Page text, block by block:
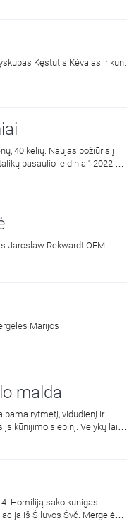
Kęstutis Kėvalas ir kun.
40 kelių. Naujas požiūris į
pasaulio leidiniai“ 2022 m.
Jaroslaw Rekwardt OFM.
Marijos
malda
rytmetį, vidudienį ir
slėpinį. Velykų laiku
Bažnyčia meldžiasi
su Įsikūnijusio Žodžio
Homiliją sako kunigas
iš Šiluvos Švč. Mergelės